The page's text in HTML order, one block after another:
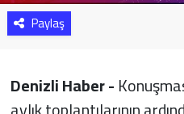
Paylaş
Denizli Haber -